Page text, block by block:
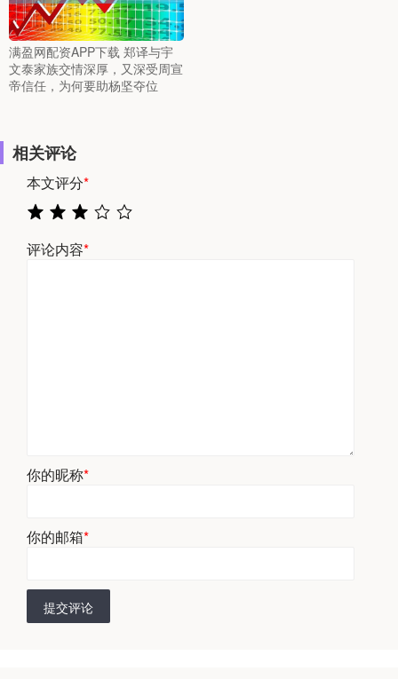
满盈网配资APP下载 郑译与宇
文泰家族交情深厚，又深受周宣
帝信任，为何要助杨坚夺位
相关评论
本文评分*
评论内容*
你的昵称*
你的邮箱*
提交评论